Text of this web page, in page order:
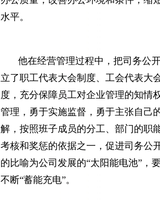
水平。
他在经营管理过程中，把司务公开
立了职工代表大会制度、工会代表大
度，充分保障员工对企业管理的知情
管理，勇于实施监督，勇于主张自己
解，按照班子成员的分工、部门的职
考核和奖惩的依据之一，促进司务公
的比喻为公司发展的“太阳能电池”，
不断“蓄能充电”。